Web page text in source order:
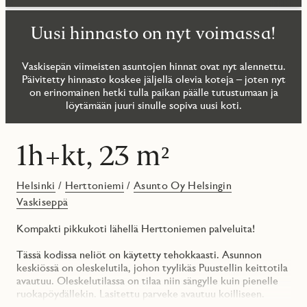
Uusi hinnasto on nyt voimassa!
Vaskisepän viimeisten asuntojen hinnat ovat nyt alennettu.
Päivitetty hinnasto koskee jäljellä olevia koteja – joten nyt
on erinomainen hetki tulla paikan päälle tutustumaan ja
löytämään juuri sinulle sopiva uusi koti.
1h+kt, 23 m²
Helsinki / Herttoniemi /Asunto Oy Helsingin
Vaskiseppä
Kompakti pikkukoti lähellä Herttoniemen palveluita!
Tässä kodissa neliöt on käytetty tehokkaasti. Asunnon
keskiössä on oleskelutila, johon tyylikäs Puustellin keittotila
avautuu. Oleskelutilassa on tilaa niin sängylle kuin pienelle
ruokapöydällekin. Lasitettu parveke avautuu koilliseen.